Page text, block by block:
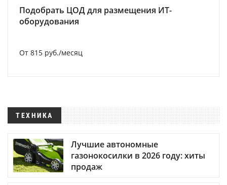
Подобрать ЦОД для размещения ИТ-
оборудования
От 815 руб./месяц
ТЕХНИКА
Лучшие автономные
газонокосилки в 2026 году: хиты
продаж